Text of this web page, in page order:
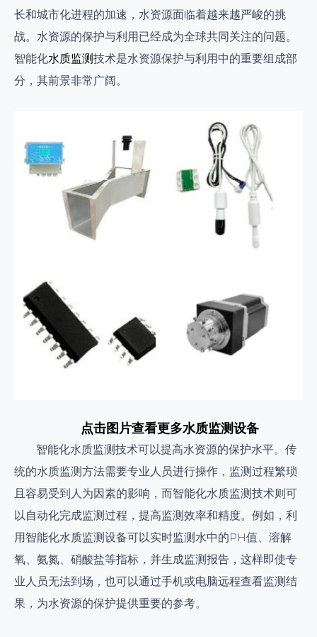
长和城市化进程的加速，水资源面临着越来越严峻的挑
战。水资源的保护与利用已经成为全球共同关注的问题。
智能化水质监测技术是水资源保护与利用中的重要组成部
分，其前景非常广阔。
点击图片查看更多水质监测设备
智能化水质监测技术可以提高水资源的保护水平。传
统的水质监测方法需要专业人员进行操作，监测过程繁琐
且容易受到人为因素的影响，而智能化水质监测技术则可
以自动化完成监测过程，提高监测效率和精度。例如，利
用智能化水质监测设备可以实时监测水中的PH值、溶解
氧、氨氮、硝酸盐等指标，并生成监测报告，这样即使专
业人员无法到场，也可以通过手机或电脑远程查看监测结
果，为水资源的保护提供重要的参考。